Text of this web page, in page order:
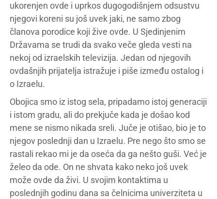
ukorenjen ovde i uprkos dugogodišnjem odsustvu
njegovi koreni su još uvek jaki, ne samo zbog
članova porodice koji žive ovde. U Sjedinjenim
Državama se trudi da svako veče gleda vesti na
nekoj od izraelskih televizija. Jedan od njegovih
ovdašnjih prijatelja istražuje i piše između ostalog i
o Izraelu.
Obojica smo iz istog sela, pripadamo istoj generaciji
i istom gradu, ali do prekjuče kada je došao kod
mene se nismo nikada sreli. Juče je otišao, bio je to
njegov poslednji dan u Izraelu. Pre nego što smo se
rastali rekao mi je da oseća da ga nešto guši. Već je
želeo da ode. On ne shvata kako neko još uvek
može ovde da živi. U svojim kontaktima u
poslednjih godinu dana sa čelnicima univerziteta u